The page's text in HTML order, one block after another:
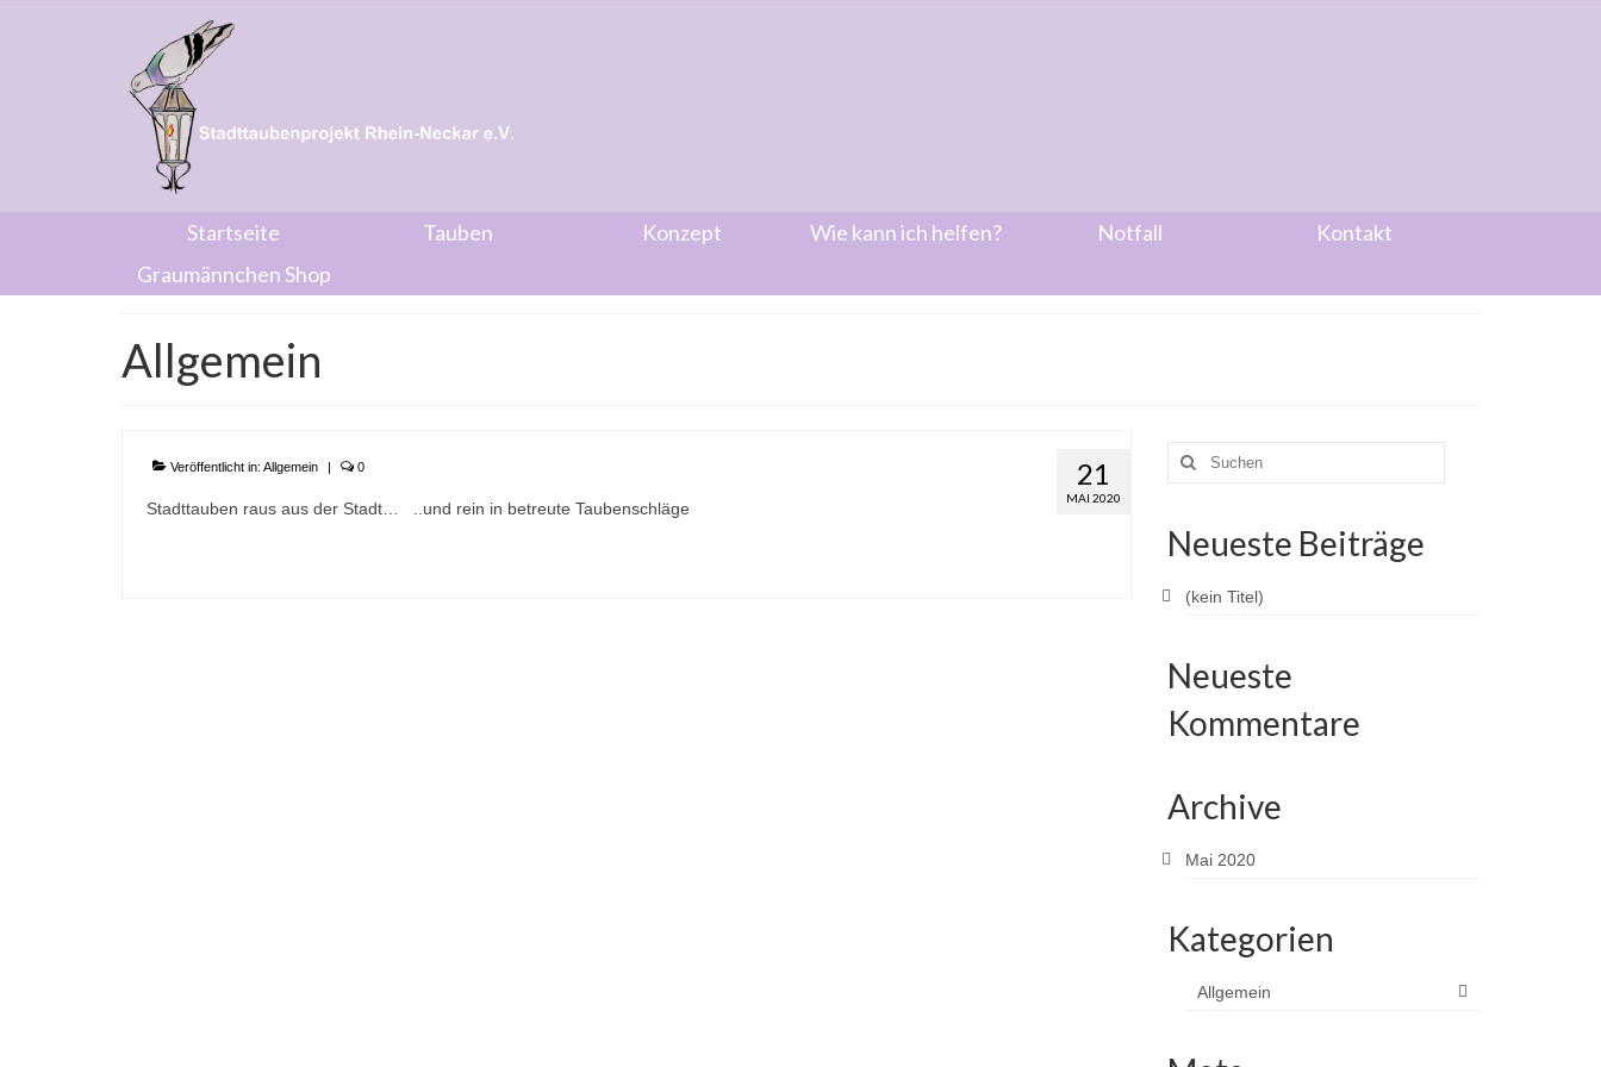
Startseite Tauben Konzept Wie kann ich helfen? Notfall
Kontakt
Graumännchen Shop
Allgemein
21
MAI 2020
Veröffentlicht in: Allgemein | 0
Stadttauben raus aus der Stadt… ..und rein in betreute Taubenschläge
Suche
nach:
Neueste Beiträge
(kein Titel)
Neueste
Kommentare
Archive
Mai 2020
Kategorien
Allgemein